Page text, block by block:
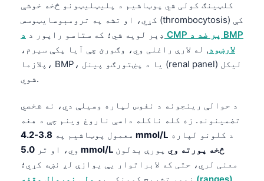
کلټینګ کولی شي پوټاشیم د پلیټلیټونو څخه خوشې
کړي، او تشه په ترومبوسایټوسس (thrombocytosis) کې
ډېر لویه شي؛ که ستاسو راپور د د CMP پر ضد د BMP
لارښود, له لارې راغلی وي، وګورئ چې آیا پکې سیرم،
پلازما، BMP، یا د پښتورګو پینل (renal panel) لیکل
شوي.
د حوالې رینجونه د نفوس لپاره وسیلې دي، نه شخصي
تضمینونه. زه کله ناکله داسې ناروغ وینم چې د هغه
معمول پوټاشیم په 3.8-4.2 mmol/L
وي، او تر
5.0 mmol/L څخه پورته وي پورې بدلون
معنی لري، حتی که لابراتوار یې یوازې لږ نښه کړي؛